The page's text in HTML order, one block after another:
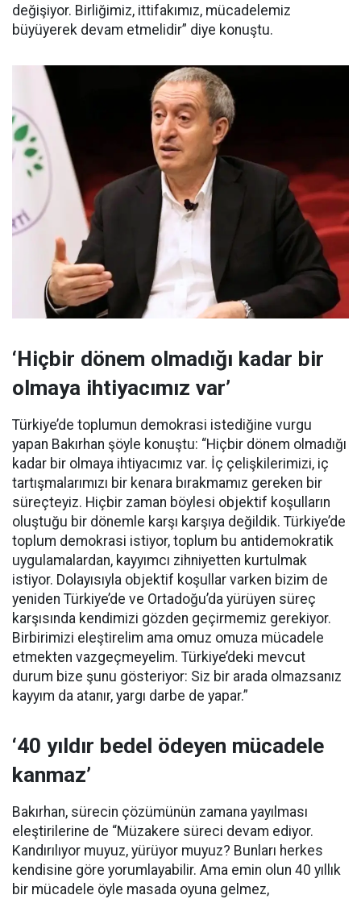
değişiyor. Birliğimiz, ittifakımız, mücadelemiz
büyüyerek devam etmelidir” diye konuştu.
‘Hiçbir dönem olmadığı kadar bir
olmaya ihtiyacımız var’
Türkiye’de toplumun demokrasi istediğine vurgu
yapan Bakırhan şöyle konuştu: “Hiçbir dönem olmadığı
kadar bir olmaya ihtiyacımız var. İç çelişkilerimizi, iç
tartışmalarımızı bir kenara bırakmamız gereken bir
süreçteyiz. Hiçbir zaman böylesi objektif koşulların
oluştuğu bir dönemle karşı karşıya değildik. Türkiye’de
toplum demokrasi istiyor, toplum bu antidemokratik
uygulamalardan, kayyımcı zihniyetten kurtulmak
istiyor. Dolayısıyla objektif koşullar varken bizim de
yeniden Türkiye’de ve Ortadoğu’da yürüyen süreç
karşısında kendimizi gözden geçirmemiz gerekiyor.
Birbirimizi eleştirelim ama omuz omuza mücadele
etmekten vazgeçmeyelim. Türkiye’deki mevcut
durum bize şunu gösteriyor: Siz bir arada olmazsanız
kayyım da atanır, yargı darbe de yapar.”
‘40 yıldır bedel ödeyen mücadele
kanmaz’
Bakırhan, sürecin çözümünün zamana yayılması
eleştirilerine de “Müzakere süreci devam ediyor.
Kandırılıyor muyuz, yürüyor muyuz? Bunları herkes
kendisine göre yorumlayabilir. Ama emin olun 40 yıllık
bir mücadele öyle masada oyuna gelmez,